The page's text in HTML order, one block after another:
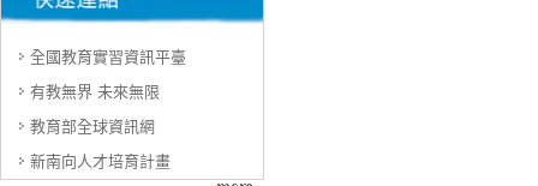
全國教育實習資訊平臺
有教無界 未來無限
教育部全球資訊網
新南向人才培育計畫